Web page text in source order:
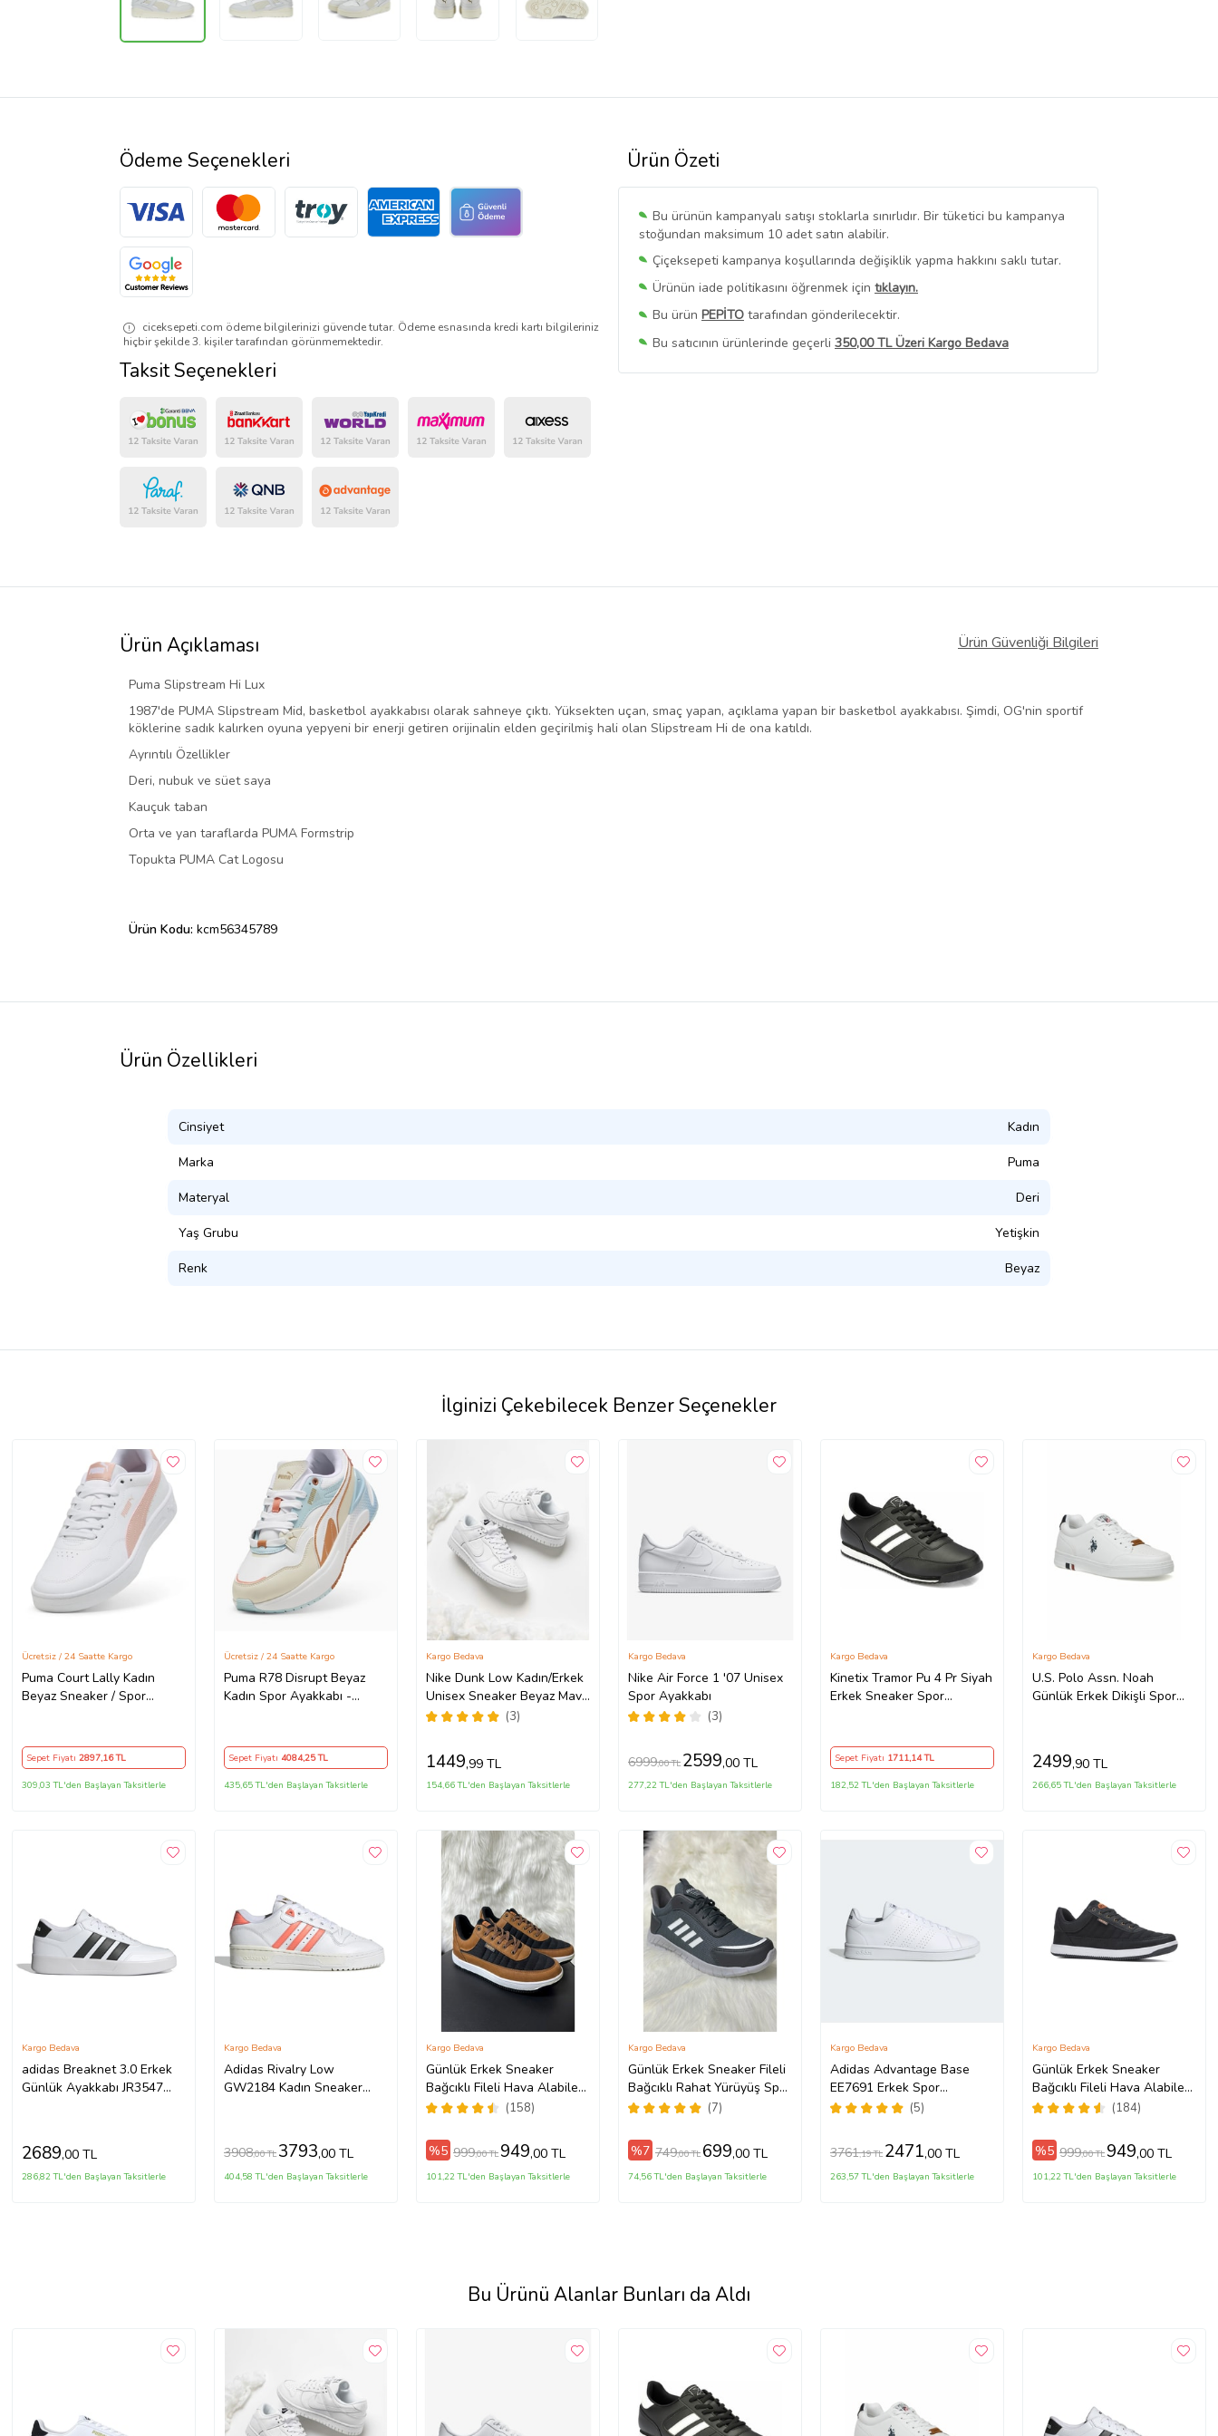
Ürün Özeti
Bu ürünün kampanyalı satışı stoklarla sınırlıdır. Bir tüketici bu kampanya
stoğundan maksimum 10 adet satın alabilir.
Çiçeksepeti kampanya koşullarında değişiklik yapma hakkını saklı tutar.
Ürünün iade politikasını öğrenmek için tıklayın.
Bu ürün PEPİTO tarafından gönderilecektir.
Bu satıcının ürünlerinde geçerli 350,00 TL Üzeri Kargo Bedava
Bu SatıcınınTüm Ürünlerini Görüntüle
Ödeme Seçenekleri
ciceksepeti.com ödeme bilgilerinizi güvende tutar. Ödeme esnasında kredi kartı bilgileriniz
hiçbir şekilde 3. kişiler tarafından görünmemektedir.
Taksit Seçenekleri
Ürün Açıklaması Ürün Güvenliği Bilgileri
Puma Slipstream Hi Lux
1987'de PUMA Slipstream Mid, basketbol ayakkabısı olarak sahneye çıktı. Yüksekten uçan, smaç yapan, açıklama yapan bir basketbol ayakkabısı. Şimdi, OG'nin sportif
köklerine sadık kalırken oyuna yepyeni bir enerji getiren orijinalin elden geçirilmiş hali olan Slipstream Hi de ona katıldı.
Ayrıntılı Özellikler
Deri, nubuk ve süet saya
Kauçuk taban
Orta ve yan taraflarda PUMA Formstrip
Topukta PUMA Cat Logosu
Ürün Kodu: kcm56345789
Ürün Özellikleri
Cinsiyet Kadın
Marka Puma
Materyal Deri
Yaş Grubu Yetişkin
Renk Beyaz
İlginizi Çekebilecek Benzer Seçenekler
Puma Court Lally Kadın
Beyaz Sneaker / Spor
Ücretsiz / 24 Saatte Kargo
Sepet Fiyatı 2897,16 TL
309,03 TL'den Başlayan Taksitlerle
Puma R78 Disrupt Beyaz
Kadın Spor Ayakkabı -
Ücretsiz / 24 Saatte Kargo
Sepet Fiyatı 4084,25 TL
435,65 TL'den Başlayan Taksitlerle
Nike Dunk Low Kadın/Erkek
Unisex Sneaker Beyaz Mavi
İkonik Model 10+ Renk (3)
Kargo Bedava
1449,99 TL
154,66 TL'den Başlayan Taksitlerle
Nike Air Force 1 '07 Unisex
Spor Ayakkabı
(3)
Kargo Bedava
6999,00 TL 2599,00 TL
277,22 TL'den Başlayan Taksitlerle
Kinetix Tramor Pu 4 Pr Siyah
Erkek Sneaker Spor
Kargo Bedava
Sepet Fiyatı 1711,14 TL
182,52 TL'den Başlayan Taksitlerle
U.S. Polo Assn. Noah
Günlük Erkek Dikişli Spor
Kargo Bedava
2499,90 TL
266,65 TL'den Başlayan Taksitlerle
adidas Breaknet 3.0 Erkek
Günlük Ayakkabı JR3547
Kargo Bedava
2689,00 TL
286,82 TL'den Başlayan Taksitlerle
Adidas Rivalry Low
GW2184 Kadın Sneaker
Kargo Bedava
3908,00 TL 3793,00 TL
404,58 TL'den Başlayan Taksitlerle
Günlük Erkek Sneaker
Bağcıklı Fileli Hava Alabilen
Yürüyüş Spor Ayakkabısı
Taba)
(158)
Kargo Bedava
%5 999,00 TL 949,00 TL
101,22 TL'den Başlayan Taksitlerle
Günlük Erkek Sneaker Fileli
Bağcıklı Rahat Yürüyüş Spor
Ayakkabı 1453 (Füme -
(7)
Kargo Bedava
%7 749,00 TL 699,00 TL
74,56 TL'den Başlayan Taksitlerle
Adidas Advantage Base
EE7691 Erkek Spor
Ayakkabısı (Beyaz)
(5)
Kargo Bedava
3761,19 TL 2471,00 TL
263,57 TL'den Başlayan Taksitlerle
Günlük Erkek Sneaker
Bağcıklı Fileli Hava Alabilen
Yürüyüş Spor Ayakkabısı
(184)
Kargo Bedava
%5 999,00 TL 949,00 TL
101,22 TL'den Başlayan Taksitlerle
Bu Ürünü Alanlar Bunları da Aldı